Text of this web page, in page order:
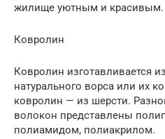
жилище уютным и красивым.
Ковролин
Ковролин изготавливается
натурального ворса или их
ковролин — из шерсти.
волокон представлены
полиамидом, полиакрилом.